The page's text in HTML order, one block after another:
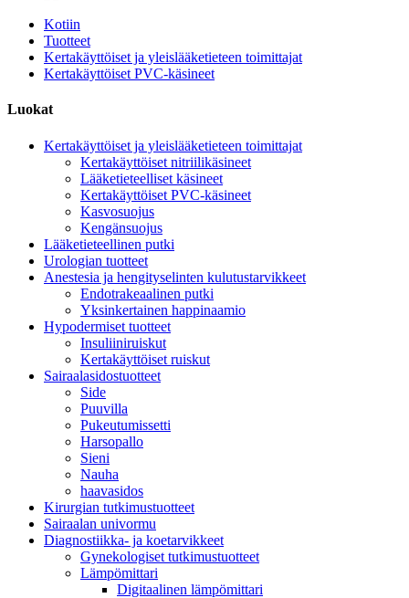
Kotiin
Tuotteet
Kertakäyttöiset ja yleislääketieteen toimittajat
Kertakäyttöiset PVC-käsineet
Luokat
Kertakäyttöiset ja yleislääketieteen toimittajat
Kertakäyttöiset nitriilikäsineet
Lääketieteelliset käsineet
Kertakäyttöiset PVC-käsineet
Kasvosuojus
Kengänsuojus
Lääketieteellinen putki
Urologian tuotteet
Anestesia ja hengityselinten kulutustarvikkeet
Endotrakeaalinen putki
Yksinkertainen happinaamio
Hypodermiset tuotteet
Insuliiniruiskut
Kertakäyttöiset ruiskut
Sairaalasidostuotteet
Side
Puuvilla
Pukeutumissetti
Harsopallo
Sieni
Nauha
haavasidos
Kirurgian tutkimustuotteet
Sairaalan univormu
Diagnostiikka- ja koetarvikkeet
Gynekologiset tutkimustuotteet
Lämpömittari
Digitaalinen lämpömittari